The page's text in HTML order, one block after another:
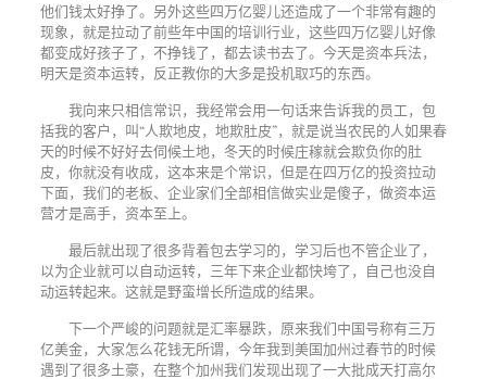
他们钱太好挣了。另外这些四万亿婴儿还造成了一个非常有趣的
现象，就是拉动了前些年中国的培训行业，这些四万亿婴儿好像
都变成好孩子了，不挣钱了，都去读书去了。今天是资本兵法，
明天是资本运转，反正教你的大多是投机取巧的东西。
我向来只相信常识，我经常会用一句话来告诉我的员工，包
括我的客户，叫“人欺地皮，地欺肚皮”，就是说当农民的人如果春
天的时候不好好去伺候土地，冬天的时候庄稼就会欺负你的肚
皮，你就没有收成，这本来是个常识，但是在四万亿的投资拉动
下面，我们的老板、企业家们全部相信做实业是傻子，做资本运
营才是高手，资本至上。
最后就出现了很多背着包去学习的，学习后也不管企业了，
以为企业就可以自动运转，三年下来企业都快垮了，自己也没自
动运转起来。这就是野蛮增长所造成的结果。
下一个严峻的问题就是汇率暴跌，原来我们中国号称有三万
亿美金，大家怎么花钱无所谓，今年我到美国加州过春节的时候
遇到了很多土豪，在整个加州我们发现出现了一大批成天打高尔